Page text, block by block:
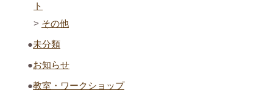
ト
その他
未分類
お知らせ
教室・ワークショップ